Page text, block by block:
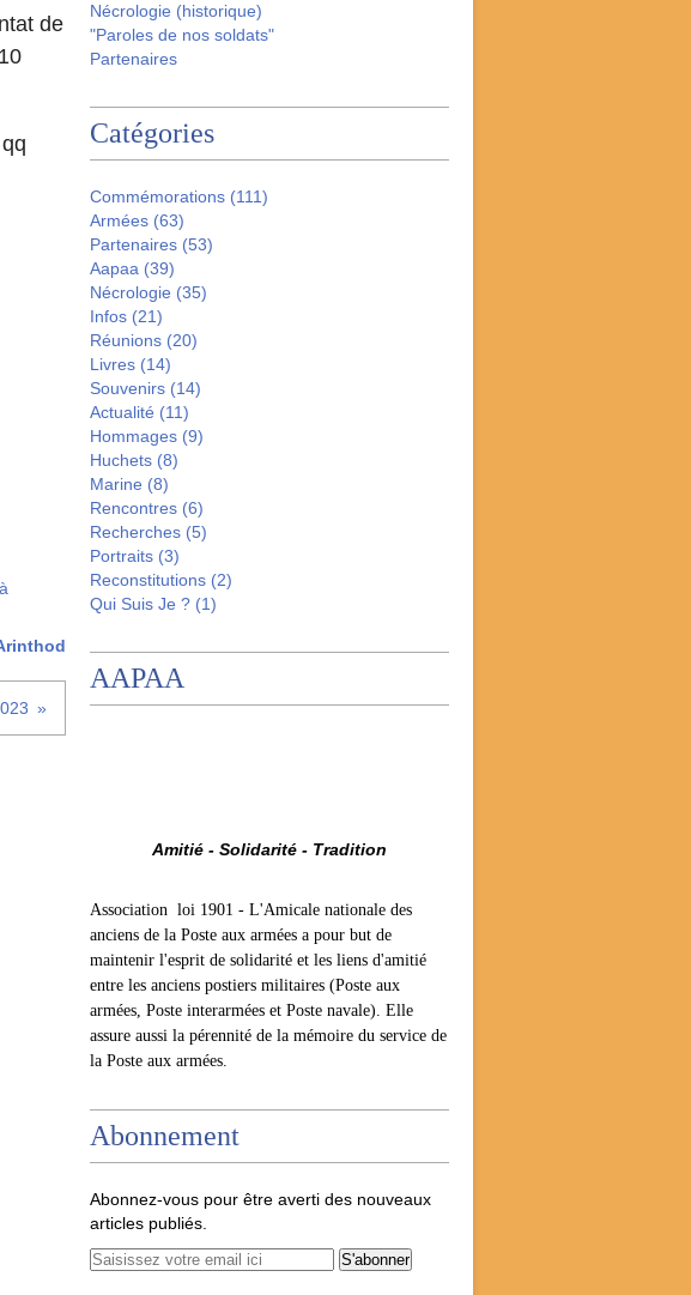
de
Nécrologie (historique)
"Paroles de nos soldats"
Partenaires
Catégories
Commémorations (111)
Armées (63)
Partenaires (53)
Aapaa (39)
Nécrologie (35)
Infos (21)
Réunions (20)
Livres (14)
Souvenirs (14)
Actualité (11)
Hommages (9)
Huchets (8)
Marine (8)
Rencontres (6)
Recherches (5)
Portraits (3)
Reconstitutions (2)
Qui Suis Je ? (1)
AAPAA
Amitié - Solidarité - Tradition
Association loi 1901 - L'Amicale nationale des
anciens de la Poste aux armées a pour but de
maintenir l'esprit de solidarité et les liens d'amitié
entre les anciens postiers militaires (Poste aux
armées, Poste interarmées et Poste navale). Elle
assure aussi la pérennité de la mémoire du service de
la Poste aux armées.
Abonnement
Abonnez-vous pour être averti des nouveaux
articles publiés.